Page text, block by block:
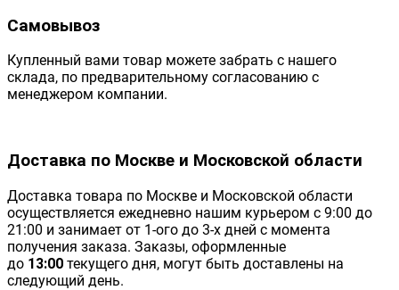
Самовывоз
Купленный вами товар можете забрать с нашего
склада, по предварительному согласованию с
менеджером компании.
Доставка по Москве и Московской области
Доставка товара по Москве и Московской области
осуществляется ежедневно нашим курьером с 9:00 до
21:00 и занимает от 1-ого до 3-х дней с момента
получения заказа. Заказы, оформленные
до 13:00 текущего дня, могут быть доставлены на
следующий день.